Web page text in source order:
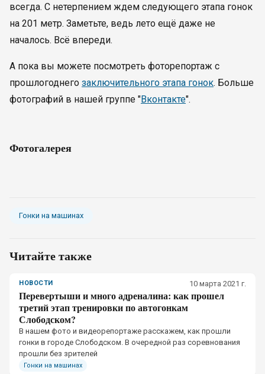
всегда. С нетерпением ждем следующего этапа гонок
на 201 метр. Заметьте, ведь лето ещё даже не
началось. Всё впереди.
А пока вы можете посмотреть фоторепортаж с
прошлогоднего заключительного этапа гонок. Больше
фотографий в нашей группе "Вконтакте".
Фотогалерея
Гонки на машинах
Читайте также
НОВОСТИ 10 марта 2021 г.
Перевертыши и много адреналина: как прошел
третий этап тренировки по автогонкам
Слободском?
​В нашем фото и видеорепортаже расскажем, как прошли
гонки в городе Слободском. В очередной раз соревнования
прошли без зрителей
Гонки на машинах